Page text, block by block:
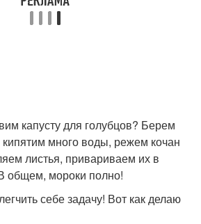
капусту для голубцов? Берем
много воды, режем кочан
листья, привариваем их в
общем, мороки полно!
себе задачу! Вот как делаю